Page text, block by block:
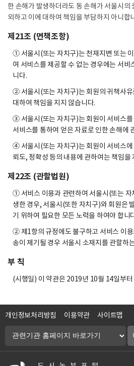
한 손해가 발생하더라도 동 손해가 서울시의
외하고 이에 대하여 책임을 부담하지 아니합
제21조 (면책조항)
① 서울시(또는 자치구)는 천재지변 또는
여 서비스를 제공할 수 없는 경우에는 서비
니다.
② 서울시(또는 자치구)는 회원의 귀책사유
대하여 책임을 지지 않습니다.
③ 서울시(또는 자치구)는 회원이 서비스
서비스를 통하여 얻은 자료로 인한 손해에
④ 서울시(또는 자치구)는 회원이 서비스에
뢰도, 정확성 등의 내용에 관하여는 책임을
제22조 (관할법원)
① 서비스 이용과 관련하여 서울시(또는 자
생한 경우, 서울시(또한 자치구)와 회원은
기 위하여 필요한 모든 노력을 하여야 합니
② 제1항의 규정에도 불구하고 서비스 이
송이 제기될 경우 서울시 소재지를 관할하
부 칙
(시행일) 이 약관은 2019년 10월 14일부터
개인정보처리방침 이용약관 사이트맵